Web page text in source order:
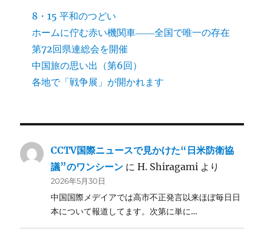
8・15 平和のつどい
ホームに佇む赤い機関車――全国で唯一の存在
第72回県連総会を開催
中国旅の思い出（第6回）
各地で「戦争展」が開かれます
CCTV国際ニュースで見かけた“日米防衛協
議”のワンシーン にH. Shiragami より
2026年5月30日
中国国際メデイアでは高市不正発言以来ほぼ毎日日
本について報道してます。次第に単に…